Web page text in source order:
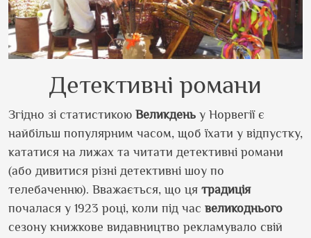
Детективні романи
Згідно зі статистикою Великдень у Норвегії є
найбільш популярним часом, щоб їхати у відпустку,
кататися на лижах та читати детективні романи
(або дивитися різні детективні шоу по
телебаченню). Вважається, що ця традиція
почалася у 1923 році, коли під час великоднього
сезону книжкове видавництво рекламувало свій